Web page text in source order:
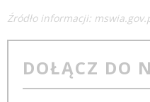
Źródło informacji:
DOŁĄCZ DO